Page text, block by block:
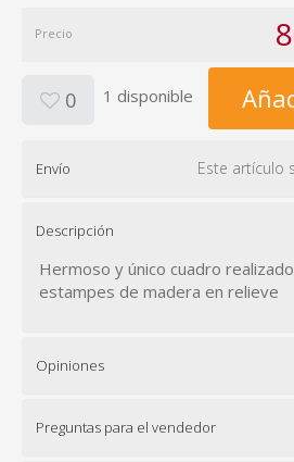
Precio
0 1 disponible
Envío Este artículo
Descripción
Hermoso y único cuadro
estampes de madera en relieve
Opiniones
Preguntas para el vendedor